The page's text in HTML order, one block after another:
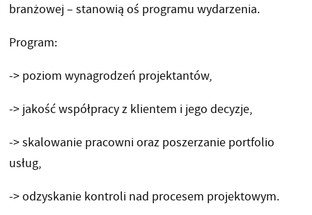
branżowej – stanowią oś programu wydarzenia.
Program:
-> poziom wynagrodzeń projektantów,
-> jakość współpracy z klientem i jego decyzje,
-> skalowanie pracowni oraz poszerzanie portfolio
usług,
-> odzyskanie kontroli nad procesem projektowym.